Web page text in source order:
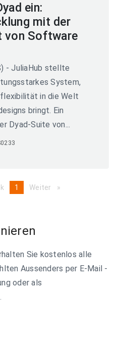
ein:
mit der
von Software
- JuliaHub stellte
System,
in die Welt
bringt. Ein
Dyad-Suite von...
pageYou're
1 Weiter page
Sie kostenlos alle
Aussenders per E-Mail -
oder als